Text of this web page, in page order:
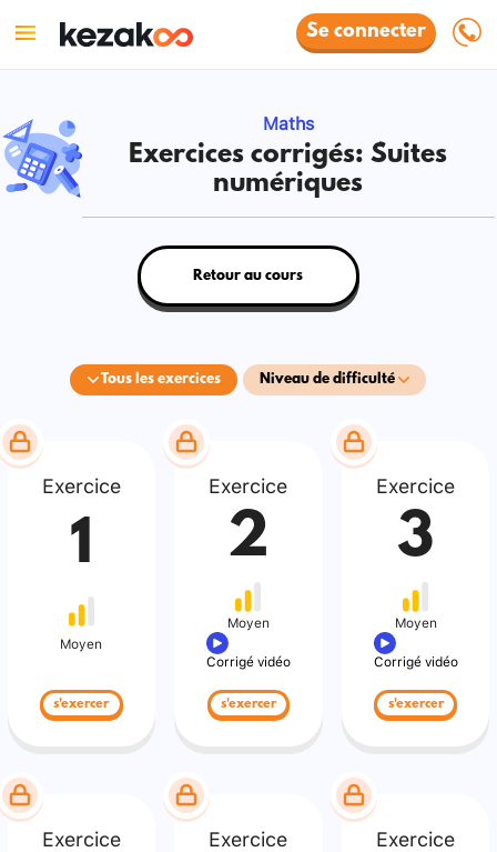
Se connecter
Maths
Exercices corrigés: Suites
numériques
Tous les exercices Niveau de difficulté
Retour au cours
Exercice
1
Moyen
s'exercer
Exercice
2
Moyen
Corrigé vidéo
s'exercer
Exercice
3
Moyen
Corrigé vidéo
s'exercer
Exercice Exercice Exercice